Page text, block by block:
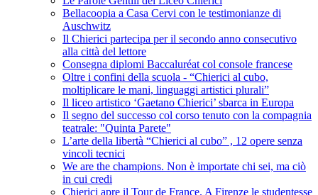
Bellacoopia a Casa Cervi con le testimonianze di
Auschwitz
Il Chierici partecipa per il secondo anno consecutivo
alla città del lettore
Consegna diplomi Baccaluréat col console francese
Oltre i confini della scuola - “Chierici al cubo,
moltiplicare le mani, linguaggi artistici plurali”
Il liceo artistico ‘Gaetano Chierici’ sbarca in Europa
Il segno del successo col corso tenuto con la compagnia
teatrale: "Quinta Parete"
L’arte della libertà “Chierici al cubo” , 12 opere senza
vincoli tecnici
We are the champions. Non è importate chi sei, ma ciò
in cui credi
Chierici apre il Tour de France. A Firenze le studentesse